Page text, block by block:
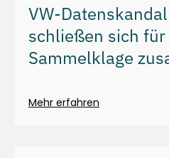
VW-
schließen sich
Sammelklage
Mehr erfahren